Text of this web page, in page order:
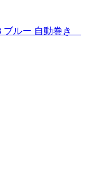
ブルー 自動巻き